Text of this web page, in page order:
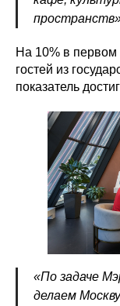
На 10% в первом
гостей из
показатель
«По задаче
делаем